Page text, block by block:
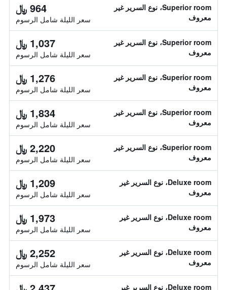
Superior room، نوع السرير غير
معروف
964 ﷼
سعر الليلة شامل الرسوم
Superior room، نوع السرير غير
معروف
1,037 ﷼
سعر الليلة شامل الرسوم
Superior room، نوع السرير غير
معروف
1,276 ﷼
سعر الليلة شامل الرسوم
Superior room، نوع السرير غير
معروف
1,834 ﷼
سعر الليلة شامل الرسوم
Superior room، نوع السرير غير
معروف
2,220 ﷼
سعر الليلة شامل الرسوم
Deluxe room، نوع السرير غير
معروف
1,209 ﷼
سعر الليلة شامل الرسوم
Deluxe room، نوع السرير غير
معروف
1,973 ﷼
سعر الليلة شامل الرسوم
Deluxe room، نوع السرير غير
معروف
2,252 ﷼
سعر الليلة شامل الرسوم
Deluxe room، نوع السرير غير